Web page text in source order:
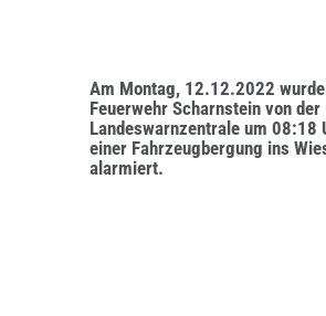
Am Montag, 12.12.2022
Feuerwehr Scharnstein von der
Landeswarnzentrale um 08:18
einer Fahrzeugbergung ins
alarmiert.